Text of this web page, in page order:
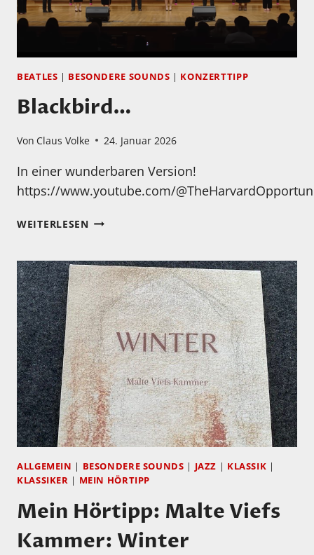
BEATLES | BESONDERE SOUNDS | KONZERTTIPP
Blackbird…
Von Claus Volke 24. Januar 2026
In einer wunderbaren Version!
https://www.youtube.com/
WEITERLESENBLACKBIRD…
ALLGEMEIN | BESONDERE SOUNDS | JAZZ | KLASSIK |
KLASSIKER | MEIN HÖRTIPP
Mein Hörtipp: Malte Viefs
Kammer: Winter